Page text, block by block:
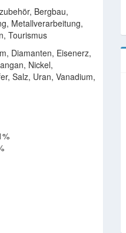
Bergbau,
Metallverarbeitung,
Tourismus
Diamanten, Eisenerz,
Nickel,
Salz, Uran, Vanadium,